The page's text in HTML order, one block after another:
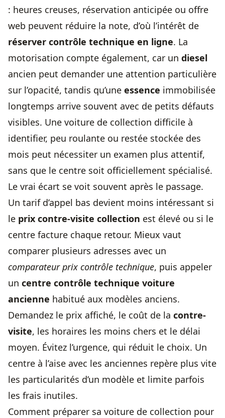
: heures creuses, réservation anticipée ou offre
web peuvent réduire la note, d’où l’intérêt de
réserver contrôle technique en ligne. La
motorisation compte également, car un diesel
ancien peut demander une attention particulière
sur l’opacité, tandis qu’une essence immobilisée
longtemps arrive souvent avec de petits défauts
visibles. Une voiture de collection difficile à
identifier, peu roulante ou restée stockée des
mois peut nécessiter un examen plus attentif,
sans que le centre soit officiellement spécialisé.
Le vrai écart se voit souvent après le passage.
Un tarif d’appel bas devient moins intéressant si
le prix contre-visite collection est élevé ou si le
centre facture chaque retour. Mieux vaut
comparer plusieurs adresses avec un
comparateurprix contrôle technique, puis appeler
un centre contrôle technique voiture
ancienne habitué aux modèles anciens.
Demandez le prix affiché, le coût de la contre-
visite, les horaires les moins chers et le délai
moyen. Évitez l’urgence, qui réduit le choix. Un
centre à l’aise avec les anciennes repère plus vite
les particularités d’un modèle et limite parfois
les frais inutiles.
Comment préparer sa voiture de collection pour